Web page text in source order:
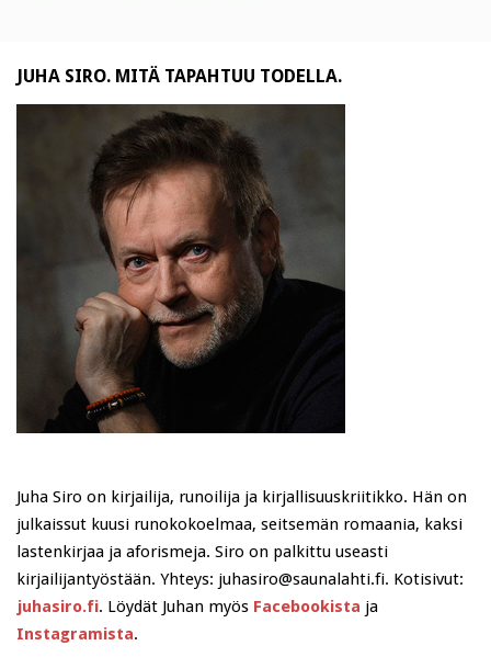
JUHA SIRO. MITÄ TAPAHTUU TODELLA.
Juha Siro on kirjailija, runoilija ja kirjallisuuskriitikko. Hän on
julkaissut kuusi runokokoelmaa, seitsemän romaania, kaksi
lastenkirjaa ja aforismeja. Siro on palkittu useasti
kirjailijantyöstään. Yhteys: juhasiro@saunalahti.fi. Kotisivut:
juhasiro.fi. Löydät Juhan myös Facebookista ja
Instagramista.